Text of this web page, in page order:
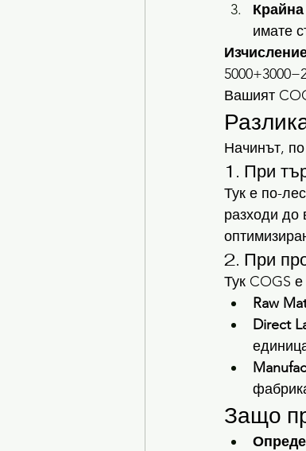
имате
Вашият
Начинът,
1. При
Тук е по-
разходи до
2. При
Тук COGS
Raw
Direct
Защо